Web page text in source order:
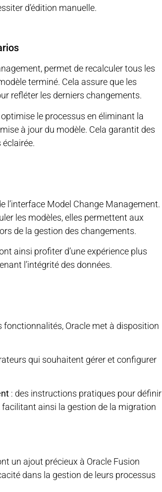
d’édition manuelle.
permet de recalculer tous les
terminé. Cela assure que les
refléter les derniers changements.
le processus en éliminant la
à jour du modèle. Cela garantit des
l’interface Model Change Management.
les modèles, elles permettent aux
de la gestion des changements.
ainsi profiter d’une expérience plus
l’intégrité des données.
fonctionnalités, Oracle met à disposition
qui souhaitent gérer et configurer
: des instructions pratiques pour définir
ainsi la gestion de la migration
un ajout précieux à Oracle Fusion
dans la gestion de leurs processus